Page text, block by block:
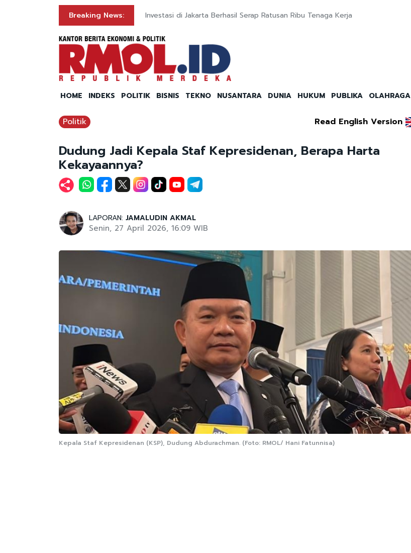
Breaking News: Investasi di Jakarta Berhasil Serap Ratusan Ribu Tenaga Kerja
HOME INDEKS POLITIK BISNIS TEKNO NUSANTARA DUNIA HUKUM PUBLIKA OLAHRAGA
Politik Read English Version
Dudung Jadi Kepala Staf Kepresidenan, Berapa Harta
Kekayaannya?
LAPORAN: JAMALUDIN AKMAL
Senin, 27 April 2026, 16:09 WIB
Kepala Staf Kepresidenan (KSP), Dudung Abdurachman. (Foto: RMOL/ Hani Fatunnisa)